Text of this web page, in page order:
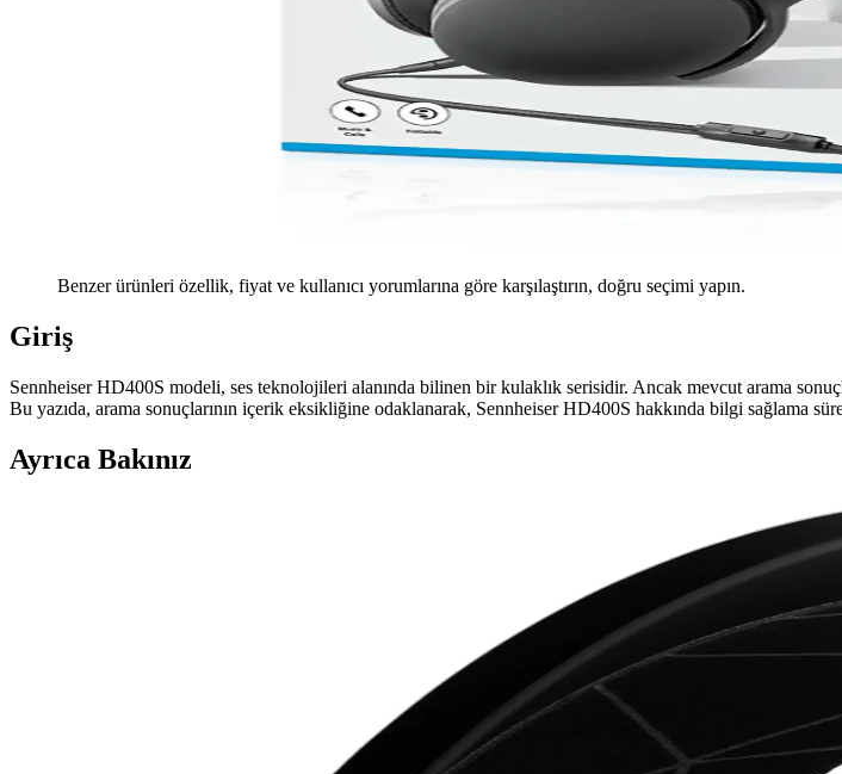
Benzer ürünleri özellik, fiyat ve kullanıcı yorumlarına göre karşılaştırın, doğru seçimi yapın.
Giriş
Sennheiser HD400S modeli, ses teknolojileri alanında bilinen bir kulaklık serisidir. Ancak mevcut arama
Bu yazıda, arama sonuçlarının içerik eksikliğine odaklanarak, Sennheiser HD400S hakkında bilgi sağlama
Ayrıca Bakınız
İş Görüşmeleri İçin Sony XM5 ve Bose Kulaklıkların Performans ve Konfor Analizi
Sony XM5 ve Bose kulaklıklar, iş görüşmelerinde ses netliği, mikrofon hassasiyeti ve konfor açısından
Günlük Hayatta En Çok Tercih Edilen Faydalı Teknoloji Hediyeleri ve Kullanım
Günlük hayatta sık kullanılan teknoloji hediyeleri arasında powerbankler, kablosuz kulaklıklar, akıllı ev
MOBAX Lila Bluetoothlu Işıklı Oyuncu Kulaklığı Çocuklar ve Gençler İçin Şık ve